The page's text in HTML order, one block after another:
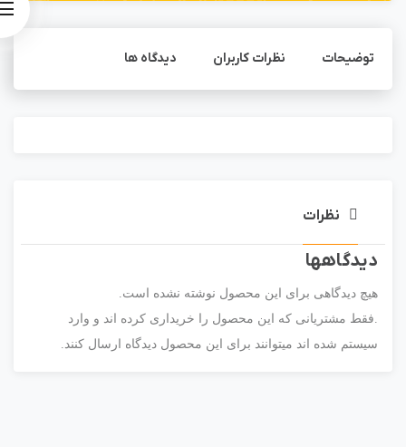
توضیحات نظرات کاربران دیدگاه ها
نظرات
دیدگاهها
هیچ دیدگاهی برای این محصول نوشته نشده است.
.فقط مشتریانی که این محصول را خریداری کرده اند و وارد
سیستم شده اند میتوانند برای این محصول دیدگاه ارسال کنند.